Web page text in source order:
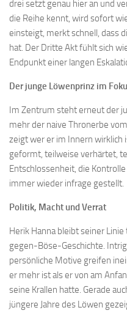
drei setzt genau hier an und
die Reihe kennt, wird sofort
einsteigt, merkt schnell, dass
hat. Der Dritte Akt fühlt sich
Endpunkt einer langen
Der junge Löwenprinz im
Im Zentrum steht erneut der
mehr der naive Thronerbe
zeigt wer er im Innern wirklich
geformt, teilweise verhärtet,
Entschlossenheit, die
immer wieder infrage gestellt.
Politik, Macht und Verrat
Herik Hanna bleibt seiner
gegen-Böse-Geschichte.
persönliche Motive greifen
er mehr ist als er von am
seine Krallen hatte. Gerade
jüngere Jahre des Löwen